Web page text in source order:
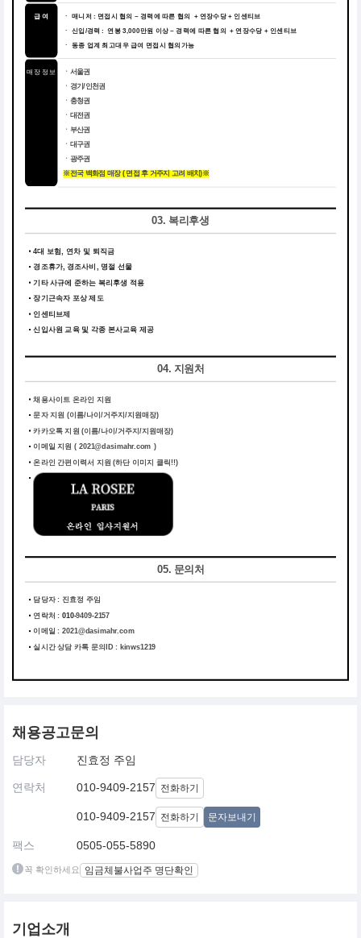
급 여 ㆍ 매니저 : 면접시 협의 ~ 경력에 따른 협의 + 연장수당 + 인센티브
ㆍ 신입/경력 : 연봉 3,000만원 이상 ~ 경력에 따른 협의 + 연장수당 + 인센티브
ㆍ 동종 업계 최고대우 급여 면접시 협의가능
매장 정보
ㆍ서울권
ㆍ경기/인천권
ㆍ충청권
ㆍ대전권
ㆍ부산권
ㆍ대구권
ㆍ광주권
※전국 백화점 매장 ( 면접 후 거주지 고려 배치)※
03. 복리후생
4대 보험, 연차 및 퇴직금
경조휴가, 경조사비, 명절 선물
기타 사규에 준하는 복리후생 적용
장기근속자 포상 제도
인센티브제
신입사원 교육 및 각종 본사교육 제공
04. 지원처
채용사이트 온라인 지원
문자 지원 (이름/나이/거주지/지원매장)
카카오톡 지원 (이름/나이/거주지/지원매장)
이메일 지원 ( 2021@dasimahr.com )
온라인 간편이력서 지원 (하단 이미지 클릭!!)
05. 문의처
담당자 : 진효정 주임
연락처 :010-9409-2157
이메일 :2021@dasimahr.com
실시간 상담 카톡 문의ID : kinws1219
채용공고문의
담당자 진효정 주임
연락처 010-9409-2157 전화하기
010-9409-2157 전화하기 문자보내기
팩스 0505-055-5890
꼭 확인하세요 임금체불사업주 명단확인
기업소개